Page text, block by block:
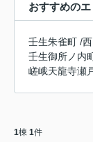
おすすめの
壬生朱雀町 /
壬生御所ノ内
嵯峨天龍寺瀬
1棟 1件